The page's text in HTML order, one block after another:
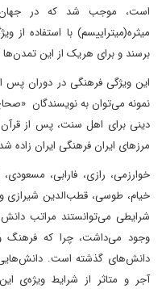
است، موجب شد که در جهان
میثره(میتراییسم) با استفاده
برسند و برای هریک از این
این ویژگی فرهنگی در دوران پس
نمونه می‌توان به نویسندگان
دینی برای اهل سنت، پس از
مرزهای ایران فرهنگی ایران زاده
خوارزمی، رازی، فارابی، مسعودی،
خیام، طوسی، قطب‌الدین شیرازی
شرایطی می‌توانستند مراتب
وجود می‌داشت، چرا که فرهنگ
دانش‌های گذشته است. دانش‌هایی
آجر و متاثر از شرایط ویژه‌ی